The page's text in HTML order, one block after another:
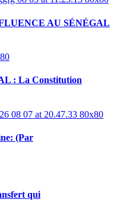
AU SÉNÉGAL
: La Constitution
(Par
qui